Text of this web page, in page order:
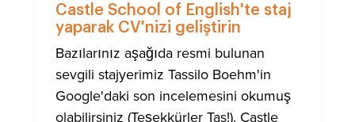
Castle School of English'te staj
yaparak CV'nizi geliştirin
Bazılarınız aşağıda resmi bulunan
sevgili stajyerimiz Tassilo Boehm'in
Google'daki son incelemesini okumuş
olabilirsiniz (Teşekkürler Tas!). Castle